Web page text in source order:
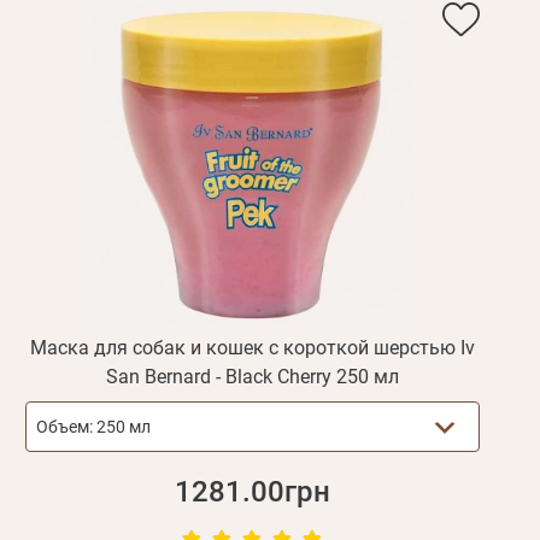
Маска для собак и кошек с короткой шерстью Iv
San Bernard - Black Cherry 250 мл
Объем:250 мл
1281.00грн
Зарегистрироваться